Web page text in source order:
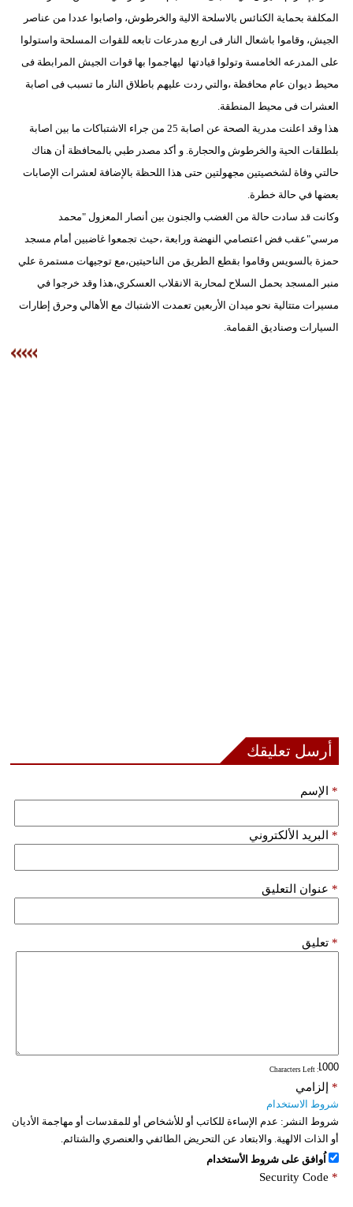
المكلفة بحماية الكنائس بالاسلحة الالية والخرطوش، واصابوا عددا من عناصر
الجيش، وقاموا باشعال النار فى اربع مدرعات تابعه للقوات المسلحة واستولوا
على المدرعه الخامسة وتولوا قيادتها ليهاجموا بها قوات الجيش المرابطة فى
محيط ديوان عام محافظة ،والتي ردت عليهم باطلاق النار ما تسبب فى اصابة
العشرات فى محيط المنطقة.
هذا وقد اعلنت مدرية الصحة عن اصابة 25 من جراء الاشتباكات ما بين اصابة
بلطلقات الحية والخرطوش والحجارة. و أكد مصدر طبي بالمحافظة أن هناك
حالتي وفاة لشخصيتين مجهولتين حتى هذا اللحظة بالإضافة لعشرات الإصابات
بعضها في حالة خطرة.
وكانت قد سادت حالة من الغضب والجنون بين أنصار المعزول "محمد
مرسي"عقب فض اعتصامي النهضة ورابعة ،حيث تجمعوا غاضبين أمام مسجد
حمزة بالسويس وقاموا بقطع الطريق من الناحيتين،مع توجيهات مستمرة علي
منبر المسجد بحمل السلاح لمحاربة الانقلاب العسكري،هذا وقد خرجوا في
مسيرات متتالية نحو ميدان الأربعين تعمدت الاشتباك مع الأهالي وحرق إطارات
السيارات وصناديق القمامة.
أرسل تعليقك
الإسم *
البريد الألكتروني *
عنوان التعليق *
تعليق *
: Characters Left
إلزامي *
شروط الاستخدام
شروط النشر: عدم الإساءة للكاتب أو للأشخاص أو للمقدسات أو مهاجمة الأديان
أو الذات الالهية. والابتعاد عن التحريض الطائفي والعنصري والشتائم.
اُوافق على شروط الأستخدام
Security Code *